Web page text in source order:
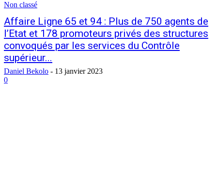
Non classé
Affaire Ligne 65 et 94 : Plus de 750 agents de
l’Etat et 178 promoteurs privés des structures
convoqués par les services du Contrôle
supérieur...
Daniel Bekolo - 13 janvier 2023
0